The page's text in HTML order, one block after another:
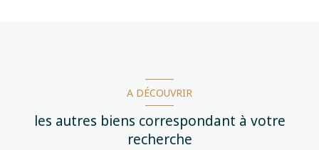
A DÉCOUVRIR
les autres biens correspondant à votre
recherche